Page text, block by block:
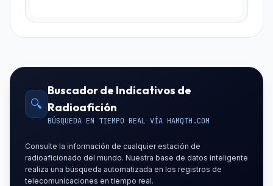
🔍
Buscador de Indicativos de
Radioafición
BÚSQUEDA EN TIEMPO REAL VÍA HAMQTH.COM
Consulte la información de cualquier estación de
radioaficionado del mundo. Nuestra base de datos inteligente
realiza una búsqueda automatizada en los registros de
telecomunicaciones en tiempo real.